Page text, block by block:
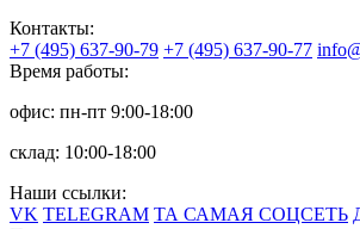
Контакты:
+7 (495) 637-90-79 +7 (495) 637-90-77
Время работы:
офис: пн-пт 9:00-18:00
склад: 10:00-18:00
Наши ссылки:
VK TELEGRAM ТА САМАЯ СОЦСЕТЬ